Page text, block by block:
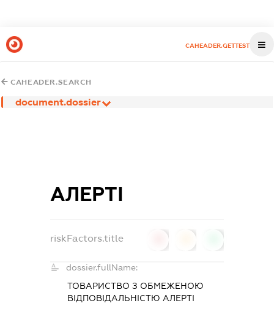
CAHEADER.GETTEST
CAHEADER.SEARCH
document.dossier
АЛЕРТІ
riskFactors.title
dossier.fullName:
ТОВАРИСТВО З ОБМЕЖЕНОЮ
ВІДПОВІДАЛЬНІСТЮ АЛЕРТІ